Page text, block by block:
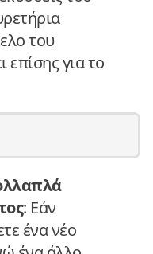
του
επίσης για το
: Εάν
ένα νέο